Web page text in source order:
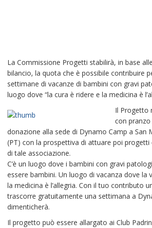
La Commissione Progetti stabilirà, in base
bilancio, la quota che è possibile contribuire
settimane di vacanze di bambini con gravi
luogo dove “la cura è ridere e la medicina è
Il Progetto
con
donazione alla sede di Dynamo Camp a San
(PT) con la prospettiva di attuare poi progetti
di tale associazione.
C’è un luogo dove i bambini con gravi
essere bambini. Un luogo di vacanza dove la
la medicina è l’allegria. Con il tuo contributo
trascorre gratuitamente una settimana a
dimenticherà.
Il progetto può essere allargato ai Club